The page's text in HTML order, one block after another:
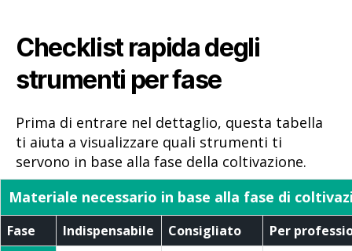
Checklist rapida degli
strumenti per fase
Prima di entrare nel dettaglio, questa tabella
ti aiuta a visualizzare quali strumenti ti
servono in base alla fase della coltivazione.
Materiale necessario in base alla fase di
Fase Indispensabile Consigliato
Per